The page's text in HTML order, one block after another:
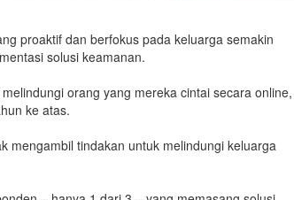
proaktif dan berfokus pada keluarga semakin
solusi keamanan.
orang yang mereka cintai secara online,
ke atas.
mengambil tindakan untuk melindungi keluarga